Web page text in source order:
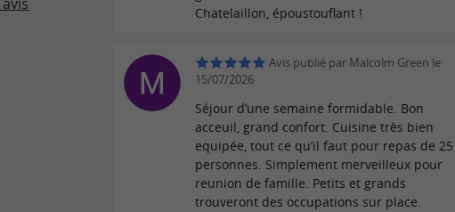
Chatelaillon, époustouflant !
Avis publié par Malcolm Green le
15/07/2026
Séjour d’une semaine formidable. Bon
acceuil, grand confort. Cuisine très bien
equipée, tout ce qu’il faut pour repas de 25
personnes. Simplement merveilleux pour
reunion de famille. Petits et grands
trouveront des occupations sur place.